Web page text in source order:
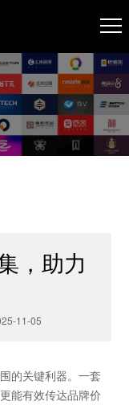
，助力
11-05
的关键利器。一套
能有效传达品牌价